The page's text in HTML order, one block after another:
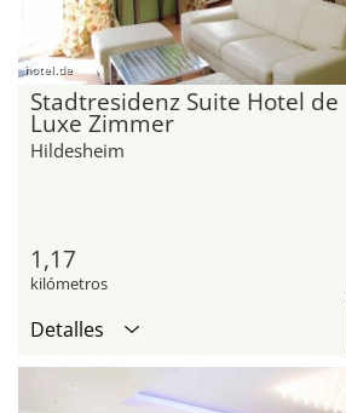
hotel.de
Stadtresidenz Suite Hotel de
Luxe Zimmer
Hildesheim
1,17
kilómetros
Detalles